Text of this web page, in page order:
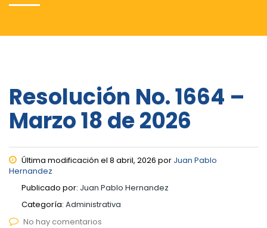
Resolución No. 1664 –
Marzo 18 de 2026
Última modificación el 8 abril, 2026 por Juan Pablo
Hernandez
Publicado por: Juan Pablo Hernandez
Categoría: Administrativa
No hay comentarios